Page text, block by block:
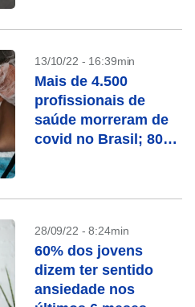
13/10/22 - 16:39min
Mais de 4.500
profissionais de
saúde morreram de
covid no Brasil; 80%
28/09/22 - 8:24min
60% dos jovens
dizem ter sentido
ansiedade nos